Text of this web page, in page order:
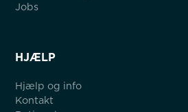
Jobs
HJÆLP
Hjælp og info
Kontakt